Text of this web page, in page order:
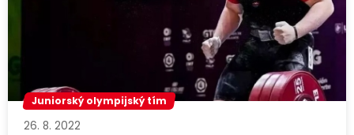
Juniorský olympijský tím
26. 8. 2022